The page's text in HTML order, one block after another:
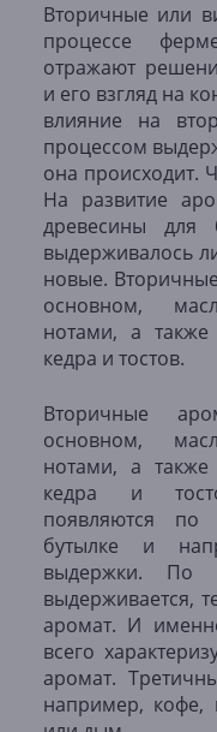
Вторичные или
процессе
отражают
и его взгляд на
влияние на
процессом
она происходит.
На развитие
древесины для
выдерживалось
новые.
основном,
нотами, а также
кедра и тостов.
Вторичные
основном,
нотами, а также
кедра и
появляются
бутылке и
выдержки. По
выдерживается,
аромат. И
всего
аромат.
например, кофе,